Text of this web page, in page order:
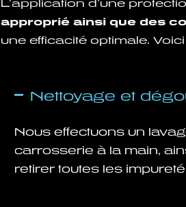
L’application d’une
approprié ainsi que des
une efficacité optimale.
Nettoyage et
Nous effectuons un
carrosserie à la main,
retirer toutes les